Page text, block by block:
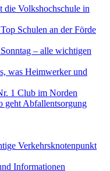
die Volkshochschule in
Schulen an der Förde
– alle wichtigen
was Heimwerker und
1 Club im Norden
geht Abfallentsorgung
Verkehrsknotenpunkt
Informationen